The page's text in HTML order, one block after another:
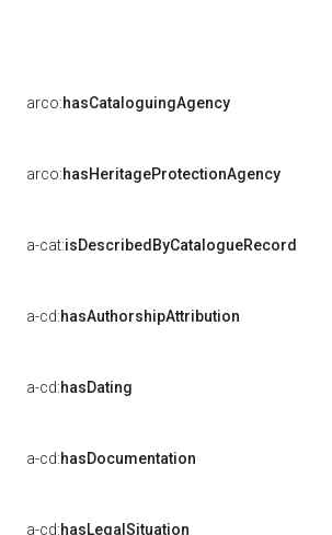
arco:hasCataloguingAgency
arco:hasHeritageProtectionAgency
a-cat:isDescribedByCatalogueRecord
a-cd:hasAuthorshipAttribution
a-cd:hasDating
a-cd:hasDocumentation
a-cd:hasLegalSituation